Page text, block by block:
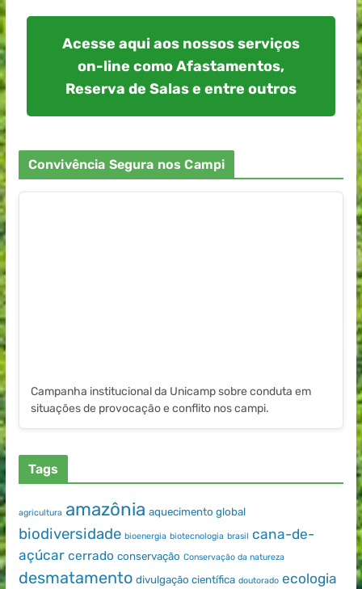
Acesse aqui aos nossos serviços
on-line como Afastamentos,
Reserva de Salas e entre outros
Convivência Segura nos Campi
Campanha institucional da Unicamp sobre conduta em
situações de provocação e conflito nos campi.
Tags
agricultura amazônia aquecimento global
biodiversidade bioenergia biotecnologia brasil cana-de-
açúcar cerrado conservação Conservação da natureza
desmatamento divulgação científica doutorado ecologia